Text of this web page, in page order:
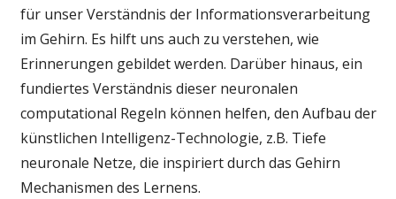
für unser Verständnis der Informationsverarbeitung
im Gehirn. Es hilft uns auch zu verstehen, wie
Erinnerungen gebildet werden. Darüber hinaus, ein
fundiertes Verständnis dieser neuronalen
computational Regeln können helfen, den Aufbau der
künstlichen Intelligenz-Technologie, z.B. Tiefe
neuronale Netze, die inspiriert durch das Gehirn
Mechanismen des Lernens.